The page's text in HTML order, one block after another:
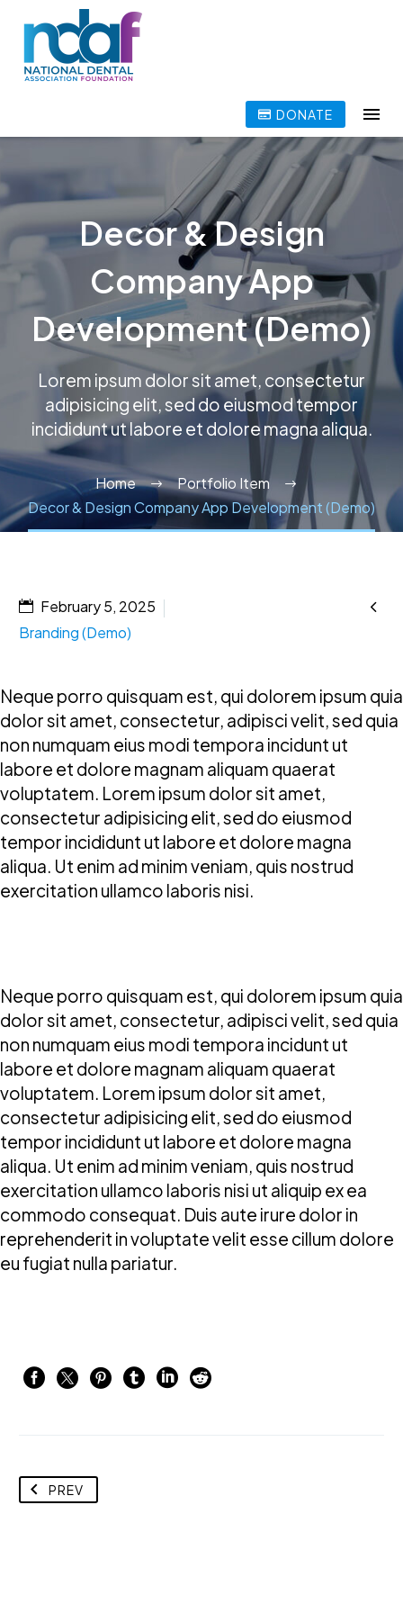
DONATE
Decor & Design
Company App
Development (Demo)
Lorem ipsum dolor sit amet, consectetur
adipisicing elit, sed do eiusmod tempor
incididunt ut labore et dolore magna aliqua.
Home
Portfolio Item
Decor & Design Company App Development (Demo)

February 5, 2025
Branding (Demo)
Neque porro quisquam est, qui dolorem ipsum quia
dolor sit amet, consectetur, adipisci velit, sed quia
non numquam eius modi tempora incidunt ut
labore et dolore magnam aliquam quaerat
voluptatem. Lorem ipsum dolor sit amet,
consectetur adipisicing elit, sed do eiusmod
tempor incididunt ut labore et dolore magna
aliqua. Ut enim ad minim veniam, quis nostrud
exercitation ullamco laboris nisi.
Neque porro quisquam est, qui dolorem ipsum quia
dolor sit amet, consectetur, adipisci velit, sed quia
non numquam eius modi tempora incidunt ut
labore et dolore magnam aliquam quaerat
voluptatem. Lorem ipsum dolor sit amet,
consectetur adipisicing elit, sed do eiusmod
tempor incididunt ut labore et dolore magna
aliqua. Ut enim ad minim veniam, quis nostrud
exercitation ullamco laboris nisi ut aliquip ex ea
commodo consequat. Duis aute irure dolor in
reprehenderit in voluptate velit esse cillum dolore
eu fugiat nulla pariatur.
PREV